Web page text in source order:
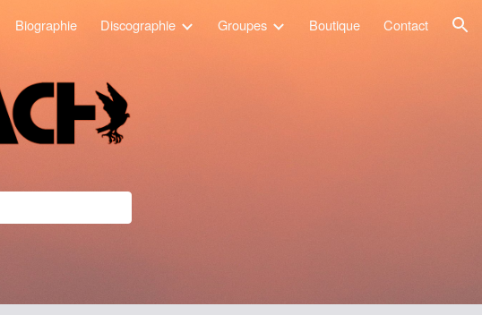
to navigation
Biographie Discographie Groupes Boutique Contact